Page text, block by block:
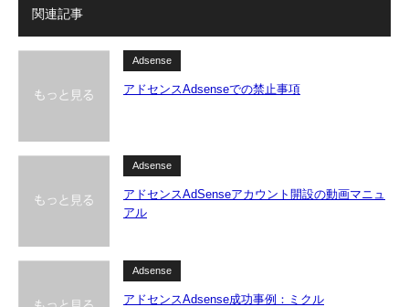
関連記事
Adsense
アドセンスAdsenseでの禁止事項
Adsense
アドセンスAdSenseアカウント開設の動画マニュ
アル
Adsense
アドセンスAdsense成功事例：ミクル